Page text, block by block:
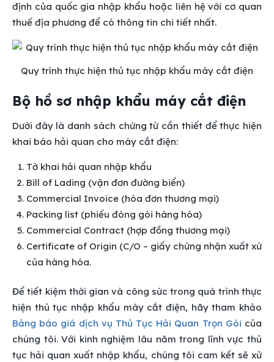
định của quốc gia nhập khẩu hoặc liên hệ với cơ quan
thuế địa phương để có thông tin chi tiết nhất.
Quy trình thực hiện thủ tục nhập khẩu máy cắt điện
Bộ hồ sơ nhập khẩu máy cắt điện
Dưới đây là danh sách chứng từ cần thiết để thực hiện
khai báo hải quan cho máy cắt điện:
Tờ khai hải quan nhập khẩu
Bill of Lading (vận đơn đường biển)
Commercial Invoice (hóa đơn thương mại)
Packing list (phiếu đóng gói hàng hóa)
Commercial Contract (hợp đồng thương mại)
Certificate of Origin (C/O – giấy chứng nhận xuất xứ
của hàng hóa.
Để tiết kiệm thời gian và công sức trong quá trình thực
hiện thủ tục nhập khẩu máy cắt điện, hãy tham khảo
Bảng báo giá dịch vụ Thủ Tục Hải Quan Trọn Gói của
chúng tôi. Với kinh nghiệm lâu năm trong lĩnh vực thủ
tục hải quan xuất nhập khẩu, chúng tôi cam kết sẽ xử